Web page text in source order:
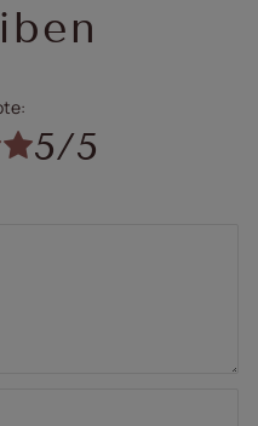
5/5